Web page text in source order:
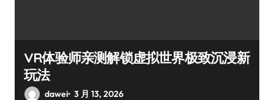
VR体验师亲测解锁虚拟世界极致沉浸新
玩法
dawei 3 月 13, 2026